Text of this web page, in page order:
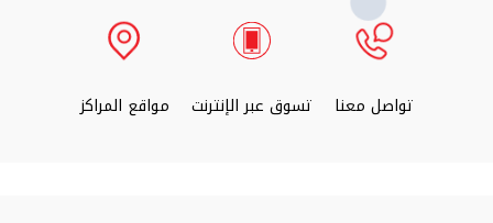
تواصل معنا تسوق عبر الإنترنت مواقع المراكز